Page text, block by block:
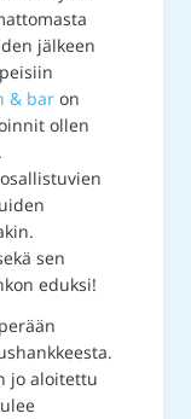
jälkeen
& bar on
ollen
sen
eduksi!
jo aloitettu